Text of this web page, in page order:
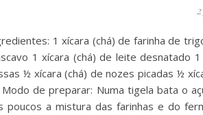
1 xícara (chá) de farinha de
1 xícara (chá) de leite desnatado
½ xícara (chá) de nozes picadas ½
de preparar: Numa tigela bata o
poucos a mistura das farinhas e do